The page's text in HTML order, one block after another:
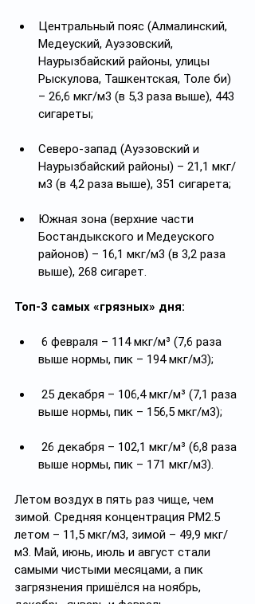
Центральный пояс (Алмалинский,
Медеуский, Ауэзовский,
Наурызбайский районы, улицы
Рыскулова, Ташкентская, Толе би)
– 26,6 мкг/м3 (в 5,3 раза выше), 443
сигареты;
Северо-запад (Ауэзовский и
Наурызбайский районы) – 21,1 мкг/
м3 (в 4,2 раза выше), 351 сигарета;
Южная зона (верхние части
Бостандыкского и Медеуского
районов) – 16,1 мкг/м3 (в 3,2 раза
выше), 268 сигарет.
Топ-3 самых «грязных» дня:
выше нормы, пик – 194 мкг/м3);
выше нормы, пик – 156,5 мкг/м3);
выше нормы, пик – 171 мкг/м3).
Летом воздух в пять раз чище, чем
зимой. Средняя концентрация PM2.5
летом – 11,5 мкг/м3, зимой – 49,9 мкг/
м3. Май, июнь, июль и август стали
самыми чистыми месяцами, а пик
загрязнения пришёлся на ноябрь,